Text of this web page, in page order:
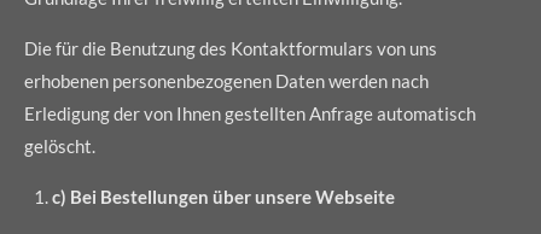
Die für die Benutzung des Kontaktformulars von uns
erhobenen personenbezogenen Daten werden nach
Erledigung der von Ihnen gestellten Anfrage automatisch
gelöscht.
c) Bei Bestellungen über unsere Webseite